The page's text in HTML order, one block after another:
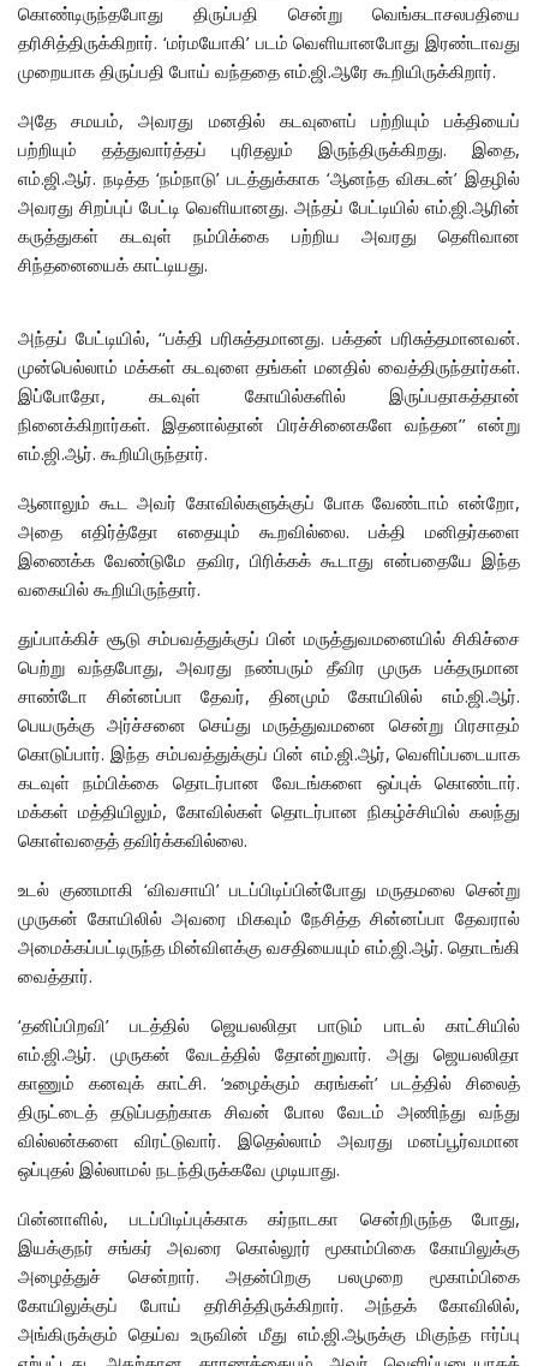
கொண்டிருந்தபோது திருப்பதி சென்று வெங்கடாசலபதியை
தரிசித்திருக்கிறார். ‘மர்மயோகி’ படம் வெளியானபோது இரண்டாவது
முறையாக திருப்பதி போய் வந்ததை எம்.ஜி.ஆரே கூறியிருக்கிறார்.
அதே சமயம், அவரது மனதில் கடவுளைப் பற்றியும் பக்தியைப்
பற்றியும் தத்துவார்த்தப் புரிதலும் இருந்திருக்கிறது. இதை,
எம்.ஜி.ஆர். நடித்த ‘நம்நாடு’ படத்துக்காக ‘ஆனந்த விகடன்’ இதழில்
அவரது சிறப்புப் பேட்டி வெளியானது. அந்தப் பேட்டியில் எம்.ஜி.ஆரின்
கருத்துகள் கடவுள் நம்பிக்கை பற்றிய அவரது தெளிவான
சிந்தனையைக் காட்டியது.
அந்தப் பேட்டியில், ‘‘பக்தி பரிசுத்தமானது. பக்தன் பரிசுத்தமானவன்.
முன்பெல்லாம் மக்கள் கடவுளை தங்கள் மனதில் வைத்திருந்தார்கள்.
இப்போதோ, கடவுள் கோயில்களில் இருப்பதாகத்தான்
நினைக்கிறார்கள். இதனால்தான் பிரச்சினைகளே வந்தன’’ என்று
எம்.ஜி.ஆர். கூறியிருந்தார்.
ஆனாலும் கூட அவர் கோவில்களுக்குப் போக வேண்டாம் என்றோ,
அதை எதிர்த்தோ எதையும் கூறவில்லை. பக்தி மனிதர்களை
இணைக்க வேண்டுமே தவிர, பிரிக்கக் கூடாது என்பதையே இந்த
வகையில் கூறியிருந்தார்.
துப்பாக்கிச் சூடு சம்பவத்துக்குப் பின் மருத்துவமனையில் சிகிச்சை
பெற்று வந்தபோது, அவரது நண்பரும் தீவிர முருக பக்தருமான
சாண்டோ சின்னப்பா தேவர், தினமும் கோயிலில் எம்.ஜி.ஆர்.
பெயருக்கு அர்ச்சனை செய்து மருத்துவமனை சென்று பிரசாதம்
கொடுப்பார். இந்த சம்பவத்துக்குப் பின் எம்.ஜி.ஆர், வெளிப்படையாக
கடவுள் நம்பிக்கை தொடர்பான வேடங்களை ஒப்புக் கொண்டார்.
மக்கள் மத்தியிலும், கோவில்கள் தொடர்பான நிகழ்ச்சியில் கலந்து
கொள்வதைத் தவிர்க்கவில்லை.
உடல் குணமாகி ‘விவசாயி’ படப்பிடிப்பின்போது மருதமலை சென்று
முருகன் கோயிலில் அவரை மிகவும் நேசித்த சின்னப்பா தேவரால்
அமைக்கப்பட்டிருந்த மின்விளக்கு வசதியையும் எம்.ஜி.ஆர். தொடங்கி
வைத்தார்.
‘தனிப்பிறவி’ படத்தில் ஜெயலலிதா பாடும் பாடல் காட்சியில்
எம்.ஜி.ஆர். முருகன் வேடத்தில் தோன்றுவார். அது ஜெயலலிதா
காணும் கனவுக் காட்சி. ‘உழைக்கும் கரங்கள்’ படத்தில் சிலைத்
திருட்டைத் தடுப்பதற்காக சிவன் போல வேடம் அணிந்து வந்து
வில்லன்களை விரட்டுவார். இதெல்லாம் அவரது மனப்பூர்வமான
ஒப்புதல் இல்லாமல் நடந்திருக்கவே முடியாது.
பின்னாளில், படப்பிடிப்புக்காக கர்நாடகா சென்றிருந்த போது,
இயக்குநர் சங்கர் அவரை கொல்லூர் மூகாம்பிகை கோயிலுக்கு
அழைத்துச் சென்றார். அதன்பிறகு பலமுறை மூகாம்பிகை
கோயிலுக்குப் போய் தரிசித்திருக்கிறார். அந்தக் கோவிலில்,
அங்கிருக்கும் தெய்வ உருவின் மீது எம்.ஜி.ஆருக்கு மிகுந்த ஈர்ப்பு